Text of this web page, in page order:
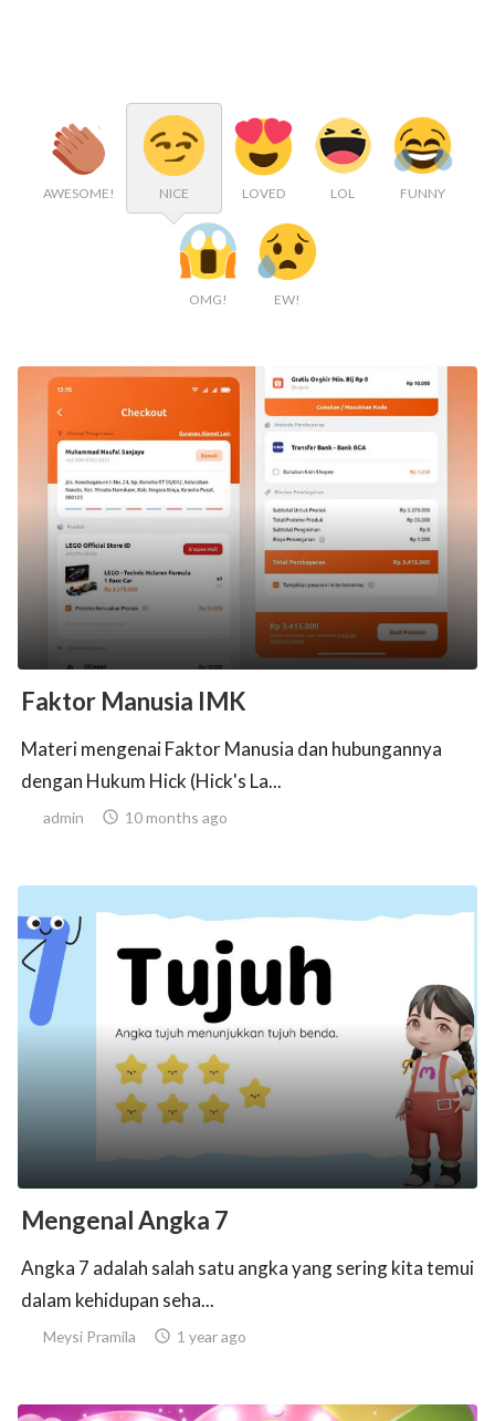
AWESOME! NICE LOVED LOL FUNNY
OMG! EW!
Faktor Manusia IMK
Materi mengenai Faktor Manusia dan hubungannya
dengan Hukum Hick (Hick's La...
admin  10 months ago
Mengenal Angka 7
Angka 7 adalah salah satu angka yang sering kita temui
dalam kehidupan seha...
Meysi Pramila  1 year ago